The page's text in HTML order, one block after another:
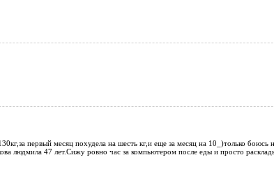
первый месяц похудела на шесть кг,и еще за месяц на 10_)только боюсь
людмила 47 лет.Сижу ровно час за компьютером после еды и просто